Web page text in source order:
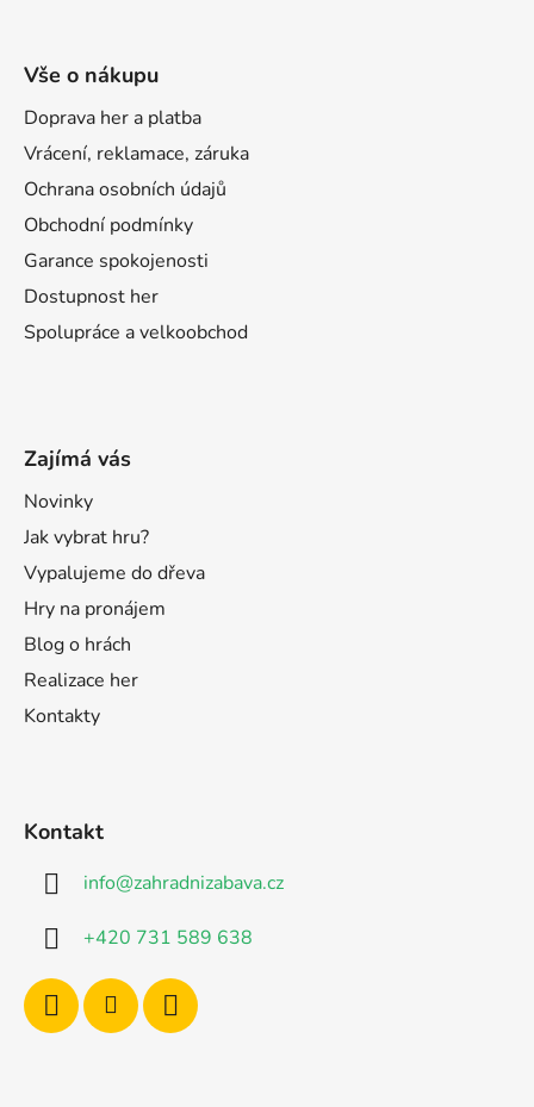
Vše o nákupu
Doprava her a platba
Vrácení, reklamace, záruka
Ochrana osobních údajů
Obchodní podmínky
Garance spokojenosti
Dostupnost her
Spolupráce a velkoobchod
Zajímá vás
Novinky
Jak vybrat hru?
Vypalujeme do dřeva
Hry na pronájem
Blog o hrách
Realizace her
Kontakty
Kontakt
info@zahradnizabava.cz
+420 731 589 638